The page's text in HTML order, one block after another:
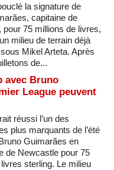
la signature de
capitaine de
pour 75 millions de livres,
milieu de terrain déjà
Mikel Arteta. Après
de...
avec Bruno
League peuvent
réussi l’un des
plus marquants de l’été
Guimarães en
de Newcastle pour 75
sterling. Le milieu